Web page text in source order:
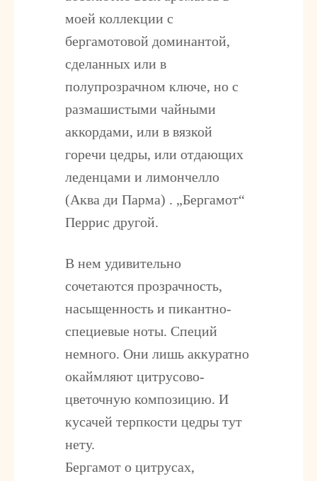
моей коллекции с
бергамотовой доминантой,
сделанных или в
полупрозрачном ключе, но с
размашистыми чайными
аккордами, или в вязкой
горечи цедры, или отдающих
леденцами и лимончелло
(Аква ди Парма) . „Бергамот“
Перрис другой.
В нем удивительно
сочетаются прозрачность,
насыщенность и пикантно-
специевые ноты. Специй
немного. Они лишь аккуратно
окаймляют цитрусово-
цветочную композицию. И
кусачей терпкости цедры тут
нету.
Бергамот о цитрусах,